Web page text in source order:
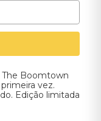
The Boomtown
vez.
Edição limitada